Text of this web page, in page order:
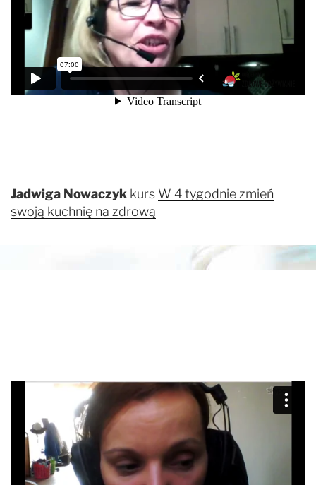
Jadwiga Nowaczyk kurs W 4 tygodnie zmień
swoją kuchnię na zdrową